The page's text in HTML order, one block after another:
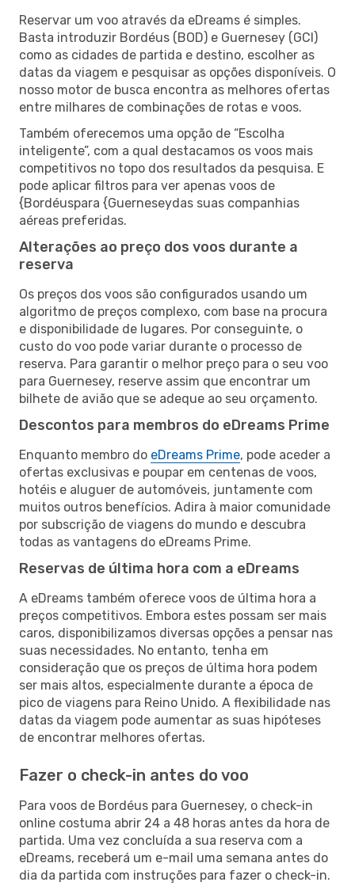
Reservar um voo através da eDreams é simples.
Basta introduzir Bordéus (BOD) e Guernesey (GCI)
como as cidades de partida e destino, escolher as
datas da viagem e pesquisar as opções disponíveis. O
nosso motor de busca encontra as melhores ofertas
entre milhares de combinações de rotas e voos.
Também oferecemos uma opção de “Escolha
inteligente”, com a qual destacamos os voos mais
competitivos no topo dos resultados da pesquisa. E
pode aplicar filtros para ver apenas voos de
{Bordéuspara {Guerneseydas suas companhias
aéreas preferidas.
Alterações ao preço dos voos durante a
reserva
Os preços dos voos são configurados usando um
algoritmo de preços complexo, com base na procura
e disponibilidade de lugares. Por conseguinte, o
custo do voo pode variar durante o processo de
reserva. Para garantir o melhor preço para o seu voo
para Guernesey, reserve assim que encontrar um
bilhete de avião que se adeque ao seu orçamento.
Descontos para membros do eDreams Prime
Enquanto membro do eDreams Prime, pode aceder a
ofertas exclusivas e poupar em centenas de voos,
hotéis e aluguer de automóveis, juntamente com
muitos outros benefícios. Adira à maior comunidade
por subscrição de viagens do mundo e descubra
todas as vantagens do eDreams Prime.
Reservas de última hora com a eDreams
A eDreams também oferece voos de última hora a
preços competitivos. Embora estes possam ser mais
caros, disponibilizamos diversas opções a pensar nas
suas necessidades. No entanto, tenha em
consideração que os preços de última hora podem
ser mais altos, especialmente durante a época de
pico de viagens para Reino Unido. A flexibilidade nas
datas da viagem pode aumentar as suas hipóteses
de encontrar melhores ofertas.
Fazer o check-in antes do voo
Para voos de Bordéus para Guernesey, o check-in
online costuma abrir 24 a 48 horas antes da hora de
partida. Uma vez concluída a sua reserva com a
eDreams, receberá um e-mail uma semana antes do
dia da partida com instruções para fazer o check-in.